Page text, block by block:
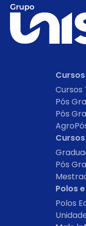
Cursos
Pós
Pós
Pós
Polos
Polos